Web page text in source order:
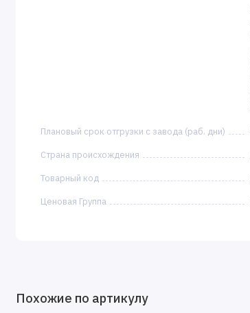
Плановый срок отгрузки с завода (раб. дни)
Страна происхождения
Товарный код
Ценовая Группа
Похожие по артикулу